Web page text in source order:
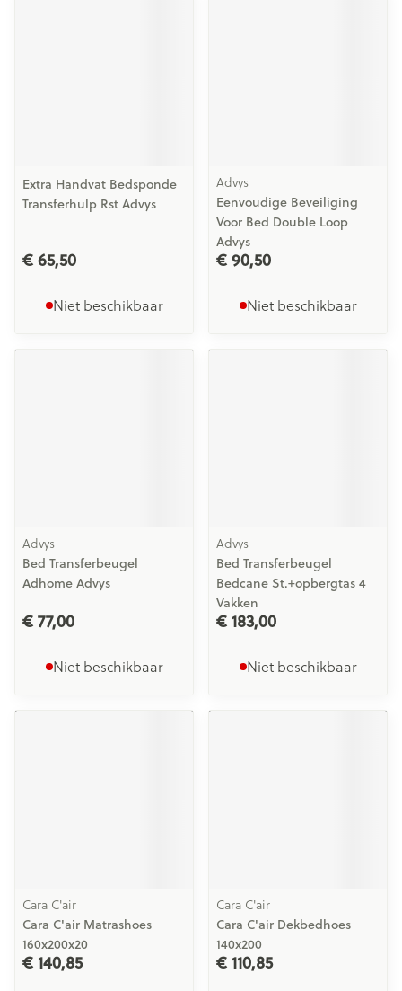
Extra Handvat Bedsponde
Transferhulp Rst Advys
€ 65,50
Niet beschikbaar
Advys
Eenvoudige Beveiliging
Voor Bed Double Loop
Advys
€ 90,50
Niet beschikbaar
Advys
Bed Transferbeugel
Adhome Advys
€ 77,00
Niet beschikbaar
Advys
Bed Transferbeugel
Bedcane St.+opbergtas 4
Vakken
€ 183,00
Niet beschikbaar
Cara C'air
Cara C'air Matrashoes
160x200x20
€ 140,85
Cara C'air
Cara C'air Dekbedhoes
140x200
€ 110,85